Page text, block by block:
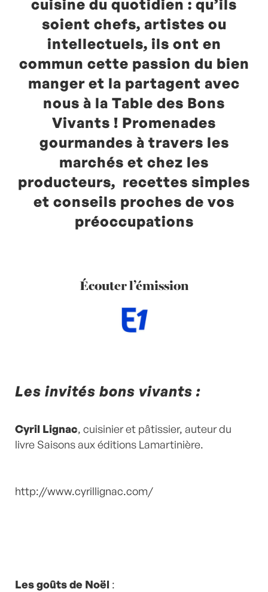
cuisine du quotidien : qu’ils
soient chefs, artistes ou
intellectuels, ils ont en
commun cette passion du bien
manger et la partagent avec
nous à la Table des Bons
Vivants ! Promenades
gourmandes à travers les
marchés et chez les
producteurs, recettes simples
et conseils proches de vos
préoccupations
Écouter l’émission
Les invités bons vivants :
Cyril Lignac, cuisinier et pâtissier, auteur du
livre Saisons aux éditions Lamartinière.
http://www.cyrillignac.com/
Les goûts de Noël :